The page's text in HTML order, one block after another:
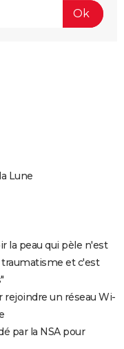
Lune
la peau qui pèle n'est
traumatisme et c'est
rejoindre un réseau Wi-
par la NSA pour